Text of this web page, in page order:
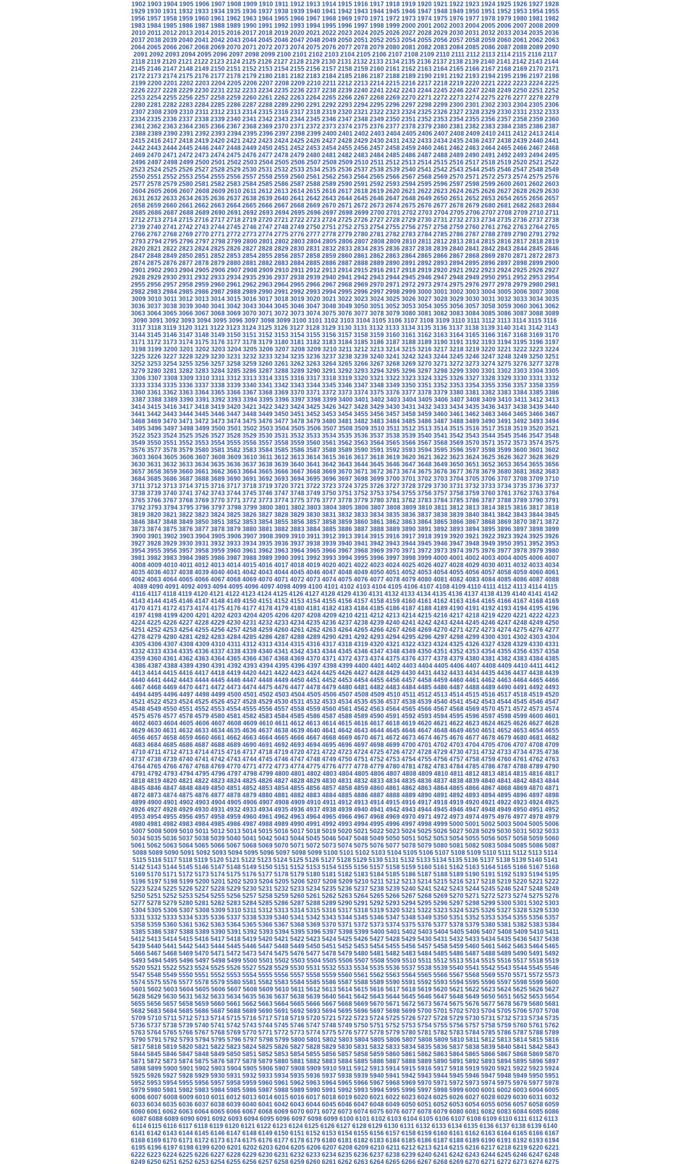
1902 1903 1904 1905 1906 1907 1908 1909 1910 1911 1912 1913 1914 1915 1916 1917 1918 1919 1920 1921 1922 1923 1924 1925 1926 1927 1928
1929 1930 1931 1932 1933 1934 1935 1936 1937 1938 1939 1940 1941 1942 1943 1944 1945 1946 1947 1948 1949 1950 1951 1952 1953 1954 1955
1956 1957 1958 1959 1960 1961 1962 1963 1964 1965 1966 1967 1968 1969 1970 1971 1972 1973 1974 1975 1976 1977 1978 1979 1980 1981 1982
1983 1984 1985 1986 1987 1988 1989 1990 1991 1992 1993 1994 1995 1996 1997 1998 1999 2000 2001 2002 2003 2004 2005 2006 2007 2008 2009
2010 2011 2012 2013 2014 2015 2016 2017 2018 2019 2020 2021 2022 2023 2024 2025 2026 2027 2028 2029 2030 2031 2032 2033 2034 2035 2036
2037 2038 2039 2040 2041 2042 2043 2044 2045 2046 2047 2048 2049 2050 2051 2052 2053 2054 2055 2056 2057 2058 2059 2060 2061 2062 2063
2064 2065 2066 2067 2068 2069 2070 2071 2072 2073 2074 2075 2076 2077 2078 2079 2080 2081 2082 2083 2084 2085 2086 2087 2088 2089 2090
2091 2092 2093 2094 2095 2096 2097 2098 2099 2100 2101 2102 2103 2104 2105 2106 2107 2108 2109 2110 2111 2112 2113 2114 2115 2116 2117
2118 2119 2120 2121 2122 2123 2124 2125 2126 2127 2128 2129 2130 2131 2132 2133 2134 2135 2136 2137 2138 2139 2140 2141 2142 2143 2144
2145 2146 2147 2148 2149 2150 2151 2152 2153 2154 2155 2156 2157 2158 2159 2160 2161 2162 2163 2164 2165 2166 2167 2168 2169 2170 2171
2172 2173 2174 2175 2176 2177 2178 2179 2180 2181 2182 2183 2184 2185 2186 2187 2188 2189 2190 2191 2192 2193 2194 2195 2196 2197 2198
2199 2200 2201 2202 2203 2204 2205 2206 2207 2208 2209 2210 2211 2212 2213 2214 2215 2216 2217 2218 2219 2220 2221 2222 2223 2224 2225
2226 2227 2228 2229 2230 2231 2232 2233 2234 2235 2236 2237 2238 2239 2240 2241 2242 2243 2244 2245 2246 2247 2248 2249 2250 2251 2252
2253 2254 2255 2256 2257 2258 2259 2260 2261 2262 2263 2264 2265 2266 2267 2268 2269 2270 2271 2272 2273 2274 2275 2276 2277 2278 2279
2280 2281 2282 2283 2284 2285 2286 2287 2288 2289 2290 2291 2292 2293 2294 2295 2296 2297 2298 2299 2300 2301 2302 2303 2304 2305 2306
2307 2308 2309 2310 2311 2312 2313 2314 2315 2316 2317 2318 2319 2320 2321 2322 2323 2324 2325 2326 2327 2328 2329 2330 2331 2332 2333
2334 2335 2336 2337 2338 2339 2340 2341 2342 2343 2344 2345 2346 2347 2348 2349 2350 2351 2352 2353 2354 2355 2356 2357 2358 2359 2360
2361 2362 2363 2364 2365 2366 2367 2368 2369 2370 2371 2372 2373 2374 2375 2376 2377 2378 2379 2380 2381 2382 2383 2384 2385 2386 2387
2388 2389 2390 2391 2392 2393 2394 2395 2396 2397 2398 2399 2400 2401 2402 2403 2404 2405 2406 2407 2408 2409 2410 2411 2412 2413 2414
2415 2416 2417 2418 2419 2420 2421 2422 2423 2424 2425 2426 2427 2428 2429 2430 2431 2432 2433 2434 2435 2436 2437 2438 2439 2440 2441
2442 2443 2444 2445 2446 2447 2448 2449 2450 2451 2452 2453 2454 2455 2456 2457 2458 2459 2460 2461 2462 2463 2464 2465 2466 2467 2468
2469 2470 2471 2472 2473 2474 2475 2476 2477 2478 2479 2480 2481 2482 2483 2484 2485 2486 2487 2488 2489 2490 2491 2492 2493 2494 2495
2496 2497 2498 2499 2500 2501 2502 2503 2504 2505 2506 2507 2508 2509 2510 2511 2512 2513 2514 2515 2516 2517 2518 2519 2520 2521 2522
2523 2524 2525 2526 2527 2528 2529 2530 2531 2532 2533 2534 2535 2536 2537 2538 2539 2540 2541 2542 2543 2544 2545 2546 2547 2548 2549
2550 2551 2552 2553 2554 2555 2556 2557 2558 2559 2560 2561 2562 2563 2564 2565 2566 2567 2568 2569 2570 2571 2572 2573 2574 2575 2576
2577 2578 2579 2580 2581 2582 2583 2584 2585 2586 2587 2588 2589 2590 2591 2592 2593 2594 2595 2596 2597 2598 2599 2600 2601 2602 2603
2604 2605 2606 2607 2608 2609 2610 2611 2612 2613 2614 2615 2616 2617 2618 2619 2620 2621 2622 2623 2624 2625 2626 2627 2628 2629 2630
2631 2632 2633 2634 2635 2636 2637 2638 2639 2640 2641 2642 2643 2644 2645 2646 2647 2648 2649 2650 2651 2652 2653 2654 2655 2656 2657
2658 2659 2660 2661 2662 2663 2664 2665 2666 2667 2668 2669 2670 2671 2672 2673 2674 2675 2676 2677 2678 2679 2680 2681 2682 2683 2684
2685 2686 2687 2688 2689 2690 2691 2692 2693 2694 2695 2696 2697 2698 2699 2700 2701 2702 2703 2704 2705 2706 2707 2708 2709 2710 2711
2712 2713 2714 2715 2716 2717 2718 2719 2720 2721 2722 2723 2724 2725 2726 2727 2728 2729 2730 2731 2732 2733 2734 2735 2736 2737 2738
2739 2740 2741 2742 2743 2744 2745 2746 2747 2748 2749 2750 2751 2752 2753 2754 2755 2756 2757 2758 2759 2760 2761 2762 2763 2764 2765
2766 2767 2768 2769 2770 2771 2772 2773 2774 2775 2776 2777 2778 2779 2780 2781 2782 2783 2784 2785 2786 2787 2788 2789 2790 2791 2792
2793 2794 2795 2796 2797 2798 2799 2800 2801 2802 2803 2804 2805 2806 2807 2808 2809 2810 2811 2812 2813 2814 2815 2816 2817 2818 2819
2820 2821 2822 2823 2824 2825 2826 2827 2828 2829 2830 2831 2832 2833 2834 2835 2836 2837 2838 2839 2840 2841 2842 2843 2844 2845 2846
2847 2848 2849 2850 2851 2852 2853 2854 2855 2856 2857 2858 2859 2860 2861 2862 2863 2864 2865 2866 2867 2868 2869 2870 2871 2872 2873
2874 2875 2876 2877 2878 2879 2880 2881 2882 2883 2884 2885 2886 2887 2888 2889 2890 2891 2892 2893 2894 2895 2896 2897 2898 2899 2900
2901 2902 2903 2904 2905 2906 2907 2908 2909 2910 2911 2912 2913 2914 2915 2916 2917 2918 2919 2920 2921 2922 2923 2924 2925 2926 2927
2928 2929 2930 2931 2932 2933 2934 2935 2936 2937 2938 2939 2940 2941 2942 2943 2944 2945 2946 2947 2948 2949 2950 2951 2952 2953 2954
2955 2956 2957 2958 2959 2960 2961 2962 2963 2964 2965 2966 2967 2968 2969 2970 2971 2972 2973 2974 2975 2976 2977 2978 2979 2980 2981
2982 2983 2984 2985 2986 2987 2988 2989 2990 2991 2992 2993 2994 2995 2996 2997 2998 2999 3000 3001 3002 3003 3004 3005 3006 3007 3008
3009 3010 3011 3012 3013 3014 3015 3016 3017 3018 3019 3020 3021 3022 3023 3024 3025 3026 3027 3028 3029 3030 3031 3032 3033 3034 3035
3036 3037 3038 3039 3040 3041 3042 3043 3044 3045 3046 3047 3048 3049 3050 3051 3052 3053 3054 3055 3056 3057 3058 3059 3060 3061 3062
3063 3064 3065 3066 3067 3068 3069 3070 3071 3072 3073 3074 3075 3076 3077 3078 3079 3080 3081 3082 3083 3084 3085 3086 3087 3088 3089
3090 3091 3092 3093 3094 3095 3096 3097 3098 3099 3100 3101 3102 3103 3104 3105 3106 3107 3108 3109 3110 3111 3112 3113 3114 3115 3116
3117 3118 3119 3120 3121 3122 3123 3124 3125 3126 3127 3128 3129 3130 3131 3132 3133 3134 3135 3136 3137 3138 3139 3140 3141 3142 3143
3144 3145 3146 3147 3148 3149 3150 3151 3152 3153 3154 3155 3156 3157 3158 3159 3160 3161 3162 3163 3164 3165 3166 3167 3168 3169 3170
3171 3172 3173 3174 3175 3176 3177 3178 3179 3180 3181 3182 3183 3184 3185 3186 3187 3188 3189 3190 3191 3192 3193 3194 3195 3196 3197
3198 3199 3200 3201 3202 3203 3204 3205 3206 3207 3208 3209 3210 3211 3212 3213 3214 3215 3216 3217 3218 3219 3220 3221 3222 3223 3224
3225 3226 3227 3228 3229 3230 3231 3232 3233 3234 3235 3236 3237 3238 3239 3240 3241 3242 3243 3244 3245 3246 3247 3248 3249 3250 3251
3252 3253 3254 3255 3256 3257 3258 3259 3260 3261 3262 3263 3264 3265 3266 3267 3268 3269 3270 3271 3272 3273 3274 3275 3276 3277 3278
3279 3280 3281 3282 3283 3284 3285 3286 3287 3288 3289 3290 3291 3292 3293 3294 3295 3296 3297 3298 3299 3300 3301 3302 3303 3304 3305
3306 3307 3308 3309 3310 3311 3312 3313 3314 3315 3316 3317 3318 3319 3320 3321 3322 3323 3324 3325 3326 3327 3328 3329 3330 3331 3332
3333 3334 3335 3336 3337 3338 3339 3340 3341 3342 3343 3344 3345 3346 3347 3348 3349 3350 3351 3352 3353 3354 3355 3356 3357 3358 3359
3360 3361 3362 3363 3364 3365 3366 3367 3368 3369 3370 3371 3372 3373 3374 3375 3376 3377 3378 3379 3380 3381 3382 3383 3384 3385 3386
3387 3388 3389 3390 3391 3392 3393 3394 3395 3396 3397 3398 3399 3400 3401 3402 3403 3404 3405 3406 3407 3408 3409 3410 3411 3412 3413
3414 3415 3416 3417 3418 3419 3420 3421 3422 3423 3424 3425 3426 3427 3428 3429 3430 3431 3432 3433 3434 3435 3436 3437 3438 3439 3440
3441 3442 3443 3444 3445 3446 3447 3448 3449 3450 3451 3452 3453 3454 3455 3456 3457 3458 3459 3460 3461 3462 3463 3464 3465 3466 3467
3468 3469 3470 3471 3472 3473 3474 3475 3476 3477 3478 3479 3480 3481 3482 3483 3484 3485 3486 3487 3488 3489 3490 3491 3492 3493 3494
3495 3496 3497 3498 3499 3500 3501 3502 3503 3504 3505 3506 3507 3508 3509 3510 3511 3512 3513 3514 3515 3516 3517 3518 3519 3520 3521
3522 3523 3524 3525 3526 3527 3528 3529 3530 3531 3532 3533 3534 3535 3536 3537 3538 3539 3540 3541 3542 3543 3544 3545 3546 3547 3548
3549 3550 3551 3552 3553 3554 3555 3556 3557 3558 3559 3560 3561 3562 3563 3564 3565 3566 3567 3568 3569 3570 3571 3572 3573 3574 3575
3576 3577 3578 3579 3580 3581 3582 3583 3584 3585 3586 3587 3588 3589 3590 3591 3592 3593 3594 3595 3596 3597 3598 3599 3600 3601 3602
3603 3604 3605 3606 3607 3608 3609 3610 3611 3612 3613 3614 3615 3616 3617 3618 3619 3620 3621 3622 3623 3624 3625 3626 3627 3628 3629
3630 3631 3632 3633 3634 3635 3636 3637 3638 3639 3640 3641 3642 3643 3644 3645 3646 3647 3648 3649 3650 3651 3652 3653 3654 3655 3656
3657 3658 3659 3660 3661 3662 3663 3664 3665 3666 3667 3668 3669 3670 3671 3672 3673 3674 3675 3676 3677 3678 3679 3680 3681 3682 3683
3684 3685 3686 3687 3688 3689 3690 3691 3692 3693 3694 3695 3696 3697 3698 3699 3700 3701 3702 3703 3704 3705 3706 3707 3708 3709 3710
3711 3712 3713 3714 3715 3716 3717 3718 3719 3720 3721 3722 3723 3724 3725 3726 3727 3728 3729 3730 3731 3732 3733 3734 3735 3736 3737
3738 3739 3740 3741 3742 3743 3744 3745 3746 3747 3748 3749 3750 3751 3752 3753 3754 3755 3756 3757 3758 3759 3760 3761 3762 3763 3764
3765 3766 3767 3768 3769 3770 3771 3772 3773 3774 3775 3776 3777 3778 3779 3780 3781 3782 3783 3784 3785 3786 3787 3788 3789 3790 3791
3792 3793 3794 3795 3796 3797 3798 3799 3800 3801 3802 3803 3804 3805 3806 3807 3808 3809 3810 3811 3812 3813 3814 3815 3816 3817 3818
3819 3820 3821 3822 3823 3824 3825 3826 3827 3828 3829 3830 3831 3832 3833 3834 3835 3836 3837 3838 3839 3840 3841 3842 3843 3844 3845
3846 3847 3848 3849 3850 3851 3852 3853 3854 3855 3856 3857 3858 3859 3860 3861 3862 3863 3864 3865 3866 3867 3868 3869 3870 3871 3872
3873 3874 3875 3876 3877 3878 3879 3880 3881 3882 3883 3884 3885 3886 3887 3888 3889 3890 3891 3892 3893 3894 3895 3896 3897 3898 3899
3900 3901 3902 3903 3904 3905 3906 3907 3908 3909 3910 3911 3912 3913 3914 3915 3916 3917 3918 3919 3920 3921 3922 3923 3924 3925 3926
3927 3928 3929 3930 3931 3932 3933 3934 3935 3936 3937 3938 3939 3940 3941 3942 3943 3944 3945 3946 3947 3948 3949 3950 3951 3952 3953
3954 3955 3956 3957 3958 3959 3960 3961 3962 3963 3964 3965 3966 3967 3968 3969 3970 3971 3972 3973 3974 3975 3976 3977 3978 3979 3980
3981 3982 3983 3984 3985 3986 3987 3988 3989 3990 3991 3992 3993 3994 3995 3996 3997 3998 3999 4000 4001 4002 4003 4004 4005 4006 4007
4008 4009 4010 4011 4012 4013 4014 4015 4016 4017 4018 4019 4020 4021 4022 4023 4024 4025 4026 4027 4028 4029 4030 4031 4032 4033 4034
4035 4036 4037 4038 4039 4040 4041 4042 4043 4044 4045 4046 4047 4048 4049 4050 4051 4052 4053 4054 4055 4056 4057 4058 4059 4060 4061
4062 4063 4064 4065 4066 4067 4068 4069 4070 4071 4072 4073 4074 4075 4076 4077 4078 4079 4080 4081 4082 4083 4084 4085 4086 4087 4088
4089 4090 4091 4092 4093 4094 4095 4096 4097 4098 4099 4100 4101 4102 4103 4104 4105 4106 4107 4108 4109 4110 4111 4112 4113 4114 4115
4116 4117 4118 4119 4120 4121 4122 4123 4124 4125 4126 4127 4128 4129 4130 4131 4132 4133 4134 4135 4136 4137 4138 4139 4140 4141 4142
4143 4144 4145 4146 4147 4148 4149 4150 4151 4152 4153 4154 4155 4156 4157 4158 4159 4160 4161 4162 4163 4164 4165 4166 4167 4168 4169
4170 4171 4172 4173 4174 4175 4176 4177 4178 4179 4180 4181 4182 4183 4184 4185 4186 4187 4188 4189 4190 4191 4192 4193 4194 4195 4196
4197 4198 4199 4200 4201 4202 4203 4204 4205 4206 4207 4208 4209 4210 4211 4212 4213 4214 4215 4216 4217 4218 4219 4220 4221 4222 4223
4224 4225 4226 4227 4228 4229 4230 4231 4232 4233 4234 4235 4236 4237 4238 4239 4240 4241 4242 4243 4244 4245 4246 4247 4248 4249 4250
4251 4252 4253 4254 4255 4256 4257 4258 4259 4260 4261 4262 4263 4264 4265 4266 4267 4268 4269 4270 4271 4272 4273 4274 4275 4276 4277
4278 4279 4280 4281 4282 4283 4284 4285 4286 4287 4288 4289 4290 4291 4292 4293 4294 4295 4296 4297 4298 4299 4300 4301 4302 4303 4304
4305 4306 4307 4308 4309 4310 4311 4312 4313 4314 4315 4316 4317 4318 4319 4320 4321 4322 4323 4324 4325 4326 4327 4328 4329 4330 4331
4332 4333 4334 4335 4336 4337 4338 4339 4340 4341 4342 4343 4344 4345 4346 4347 4348 4349 4350 4351 4352 4353 4354 4355 4356 4357 4358
4359 4360 4361 4362 4363 4364 4365 4366 4367 4368 4369 4370 4371 4372 4373 4374 4375 4376 4377 4378 4379 4380 4381 4382 4383 4384 4385
4386 4387 4388 4389 4390 4391 4392 4393 4394 4395 4396 4397 4398 4399 4400 4401 4402 4403 4404 4405 4406 4407 4408 4409 4410 4411 4412
4413 4414 4415 4416 4417 4418 4419 4420 4421 4422 4423 4424 4425 4426 4427 4428 4429 4430 4431 4432 4433 4434 4435 4436 4437 4438 4439
4440 4441 4442 4443 4444 4445 4446 4447 4448 4449 4450 4451 4452 4453 4454 4455 4456 4457 4458 4459 4460 4461 4462 4463 4464 4465 4466
4467 4468 4469 4470 4471 4472 4473 4474 4475 4476 4477 4478 4479 4480 4481 4482 4483 4484 4485 4486 4487 4488 4489 4490 4491 4492 4493
4494 4495 4496 4497 4498 4499 4500 4501 4502 4503 4504 4505 4506 4507 4508 4509 4510 4511 4512 4513 4514 4515 4516 4517 4518 4519 4520
4521 4522 4523 4524 4525 4526 4527 4528 4529 4530 4531 4532 4533 4534 4535 4536 4537 4538 4539 4540 4541 4542 4543 4544 4545 4546 4547
4548 4549 4550 4551 4552 4553 4554 4555 4556 4557 4558 4559 4560 4561 4562 4563 4564 4565 4566 4567 4568 4569 4570 4571 4572 4573 4574
4575 4576 4577 4578 4579 4580 4581 4582 4583 4584 4585 4586 4587 4588 4589 4590 4591 4592 4593 4594 4595 4596 4597 4598 4599 4600 4601
4602 4603 4604 4605 4606 4607 4608 4609 4610 4611 4612 4613 4614 4615 4616 4617 4618 4619 4620 4621 4622 4623 4624 4625 4626 4627 4628
4629 4630 4631 4632 4633 4634 4635 4636 4637 4638 4639 4640 4641 4642 4643 4644 4645 4646 4647 4648 4649 4650 4651 4652 4653 4654 4655
4656 4657 4658 4659 4660 4661 4662 4663 4664 4665 4666 4667 4668 4669 4670 4671 4672 4673 4674 4675 4676 4677 4678 4679 4680 4681 4682
4683 4684 4685 4686 4687 4688 4689 4690 4691 4692 4693 4694 4695 4696 4697 4698 4699 4700 4701 4702 4703 4704 4705 4706 4707 4708 4709
4710 4711 4712 4713 4714 4715 4716 4717 4718 4719 4720 4721 4722 4723 4724 4725 4726 4727 4728 4729 4730 4731 4732 4733 4734 4735 4736
4737 4738 4739 4740 4741 4742 4743 4744 4745 4746 4747 4748 4749 4750 4751 4752 4753 4754 4755 4756 4757 4758 4759 4760 4761 4762 4763
4764 4765 4766 4767 4768 4769 4770 4771 4772 4773 4774 4775 4776 4777 4778 4779 4780 4781 4782 4783 4784 4785 4786 4787 4788 4789 4790
4791 4792 4793 4794 4795 4796 4797 4798 4799 4800 4801 4802 4803 4804 4805 4806 4807 4808 4809 4810 4811 4812 4813 4814 4815 4816 4817
4818 4819 4820 4821 4822 4823 4824 4825 4826 4827 4828 4829 4830 4831 4832 4833 4834 4835 4836 4837 4838 4839 4840 4841 4842 4843 4844
4845 4846 4847 4848 4849 4850 4851 4852 4853 4854 4855 4856 4857 4858 4859 4860 4861 4862 4863 4864 4865 4866 4867 4868 4869 4870 4871
4872 4873 4874 4875 4876 4877 4878 4879 4880 4881 4882 4883 4884 4885 4886 4887 4888 4889 4890 4891 4892 4893 4894 4895 4896 4897 4898
4899 4900 4901 4902 4903 4904 4905 4906 4907 4908 4909 4910 4911 4912 4913 4914 4915 4916 4917 4918 4919 4920 4921 4922 4923 4924 4925
4926 4927 4928 4929 4930 4931 4932 4933 4934 4935 4936 4937 4938 4939 4940 4941 4942 4943 4944 4945 4946 4947 4948 4949 4950 4951 4952
4953 4954 4955 4956 4957 4958 4959 4960 4961 4962 4963 4964 4965 4966 4967 4968 4969 4970 4971 4972 4973 4974 4975 4976 4977 4978 4979
4980 4981 4982 4983 4984 4985 4986 4987 4988 4989 4990 4991 4992 4993 4994 4995 4996 4997 4998 4999 5000 5001 5002 5003 5004 5005 5006
5007 5008 5009 5010 5011 5012 5013 5014 5015 5016 5017 5018 5019 5020 5021 5022 5023 5024 5025 5026 5027 5028 5029 5030 5031 5032 5033
5034 5035 5036 5037 5038 5039 5040 5041 5042 5043 5044 5045 5046 5047 5048 5049 5050 5051 5052 5053 5054 5055 5056 5057 5058 5059 5060
5061 5062 5063 5064 5065 5066 5067 5068 5069 5070 5071 5072 5073 5074 5075 5076 5077 5078 5079 5080 5081 5082 5083 5084 5085 5086 5087
5088 5089 5090 5091 5092 5093 5094 5095 5096 5097 5098 5099 5100 5101 5102 5103 5104 5105 5106 5107 5108 5109 5110 5111 5112 5113 5114
5115 5116 5117 5118 5119 5120 5121 5122 5123 5124 5125 5126 5127 5128 5129 5130 5131 5132 5133 5134 5135 5136 5137 5138 5139 5140 5141
5142 5143 5144 5145 5146 5147 5148 5149 5150 5151 5152 5153 5154 5155 5156 5157 5158 5159 5160 5161 5162 5163 5164 5165 5166 5167 5168
5169 5170 5171 5172 5173 5174 5175 5176 5177 5178 5179 5180 5181 5182 5183 5184 5185 5186 5187 5188 5189 5190 5191 5192 5193 5194 5195
5196 5197 5198 5199 5200 5201 5202 5203 5204 5205 5206 5207 5208 5209 5210 5211 5212 5213 5214 5215 5216 5217 5218 5219 5220 5221 5222
5223 5224 5225 5226 5227 5228 5229 5230 5231 5232 5233 5234 5235 5236 5237 5238 5239 5240 5241 5242 5243 5244 5245 5246 5247 5248 5249
5250 5251 5252 5253 5254 5255 5256 5257 5258 5259 5260 5261 5262 5263 5264 5265 5266 5267 5268 5269 5270 5271 5272 5273 5274 5275 5276
5277 5278 5279 5280 5281 5282 5283 5284 5285 5286 5287 5288 5289 5290 5291 5292 5293 5294 5295 5296 5297 5298 5299 5300 5301 5302 5303
5304 5305 5306 5307 5308 5309 5310 5311 5312 5313 5314 5315 5316 5317 5318 5319 5320 5321 5322 5323 5324 5325 5326 5327 5328 5329 5330
5331 5332 5333 5334 5335 5336 5337 5338 5339 5340 5341 5342 5343 5344 5345 5346 5347 5348 5349 5350 5351 5352 5353 5354 5355 5356 5357
5358 5359 5360 5361 5362 5363 5364 5365 5366 5367 5368 5369 5370 5371 5372 5373 5374 5375 5376 5377 5378 5379 5380 5381 5382 5383 5384
5385 5386 5387 5388 5389 5390 5391 5392 5393 5394 5395 5396 5397 5398 5399 5400 5401 5402 5403 5404 5405 5406 5407 5408 5409 5410 5411
5412 5413 5414 5415 5416 5417 5418 5419 5420 5421 5422 5423 5424 5425 5426 5427 5428 5429 5430 5431 5432 5433 5434 5435 5436 5437 5438
5439 5440 5441 5442 5443 5444 5445 5446 5447 5448 5449 5450 5451 5452 5453 5454 5455 5456 5457 5458 5459 5460 5461 5462 5463 5464 5465
5466 5467 5468 5469 5470 5471 5472 5473 5474 5475 5476 5477 5478 5479 5480 5481 5482 5483 5484 5485 5486 5487 5488 5489 5490 5491 5492
5493 5494 5495 5496 5497 5498 5499 5500 5501 5502 5503 5504 5505 5506 5507 5508 5509 5510 5511 5512 5513 5514 5515 5516 5517 5518 5519
5520 5521 5522 5523 5524 5525 5526 5527 5528 5529 5530 5531 5532 5533 5534 5535 5536 5537 5538 5539 5540 5541 5542 5543 5544 5545 5546
5547 5548 5549 5550 5551 5552 5553 5554 5555 5556 5557 5558 5559 5560 5561 5562 5563 5564 5565 5566 5567 5568 5569 5570 5571 5572 5573
5574 5575 5576 5577 5578 5579 5580 5581 5582 5583 5584 5585 5586 5587 5588 5589 5590 5591 5592 5593 5594 5595 5596 5597 5598 5599 5600
5601 5602 5603 5604 5605 5606 5607 5608 5609 5610 5611 5612 5613 5614 5615 5616 5617 5618 5619 5620 5621 5622 5623 5624 5625 5626 5627
5628 5629 5630 5631 5632 5633 5634 5635 5636 5637 5638 5639 5640 5641 5642 5643 5644 5645 5646 5647 5648 5649 5650 5651 5652 5653 5654
5655 5656 5657 5658 5659 5660 5661 5662 5663 5664 5665 5666 5667 5668 5669 5670 5671 5672 5673 5674 5675 5676 5677 5678 5679 5680 5681
5682 5683 5684 5685 5686 5687 5688 5689 5690 5691 5692 5693 5694 5695 5696 5697 5698 5699 5700 5701 5702 5703 5704 5705 5706 5707 5708
5709 5710 5711 5712 5713 5714 5715 5716 5717 5718 5719 5720 5721 5722 5723 5724 5725 5726 5727 5728 5729 5730 5731 5732 5733 5734 5735
5736 5737 5738 5739 5740 5741 5742 5743 5744 5745 5746 5747 5748 5749 5750 5751 5752 5753 5754 5755 5756 5757 5758 5759 5760 5761 5762
5763 5764 5765 5766 5767 5768 5769 5770 5771 5772 5773 5774 5775 5776 5777 5778 5779 5780 5781 5782 5783 5784 5785 5786 5787 5788 5789
5790 5791 5792 5793 5794 5795 5796 5797 5798 5799 5800 5801 5802 5803 5804 5805 5806 5807 5808 5809 5810 5811 5812 5813 5814 5815 5816
5817 5818 5819 5820 5821 5822 5823 5824 5825 5826 5827 5828 5829 5830 5831 5832 5833 5834 5835 5836 5837 5838 5839 5840 5841 5842 5843
5844 5845 5846 5847 5848 5849 5850 5851 5852 5853 5854 5855 5856 5857 5858 5859 5860 5861 5862 5863 5864 5865 5866 5867 5868 5869 5870
5871 5872 5873 5874 5875 5876 5877 5878 5879 5880 5881 5882 5883 5884 5885 5886 5887 5888 5889 5890 5891 5892 5893 5894 5895 5896 5897
5898 5899 5900 5901 5902 5903 5904 5905 5906 5907 5908 5909 5910 5911 5912 5913 5914 5915 5916 5917 5918 5919 5920 5921 5922 5923 5924
5925 5926 5927 5928 5929 5930 5931 5932 5933 5934 5935 5936 5937 5938 5939 5940 5941 5942 5943 5944 5945 5946 5947 5948 5949 5950 5951
5952 5953 5954 5955 5956 5957 5958 5959 5960 5961 5962 5963 5964 5965 5966 5967 5968 5969 5970 5971 5972 5973 5974 5975 5976 5977 5978
5979 5980 5981 5982 5983 5984 5985 5986 5987 5988 5989 5990 5991 5992 5993 5994 5995 5996 5997 5998 5999 6000 6001 6002 6003 6004 6005
6006 6007 6008 6009 6010 6011 6012 6013 6014 6015 6016 6017 6018 6019 6020 6021 6022 6023 6024 6025 6026 6027 6028 6029 6030 6031 6032
6033 6034 6035 6036 6037 6038 6039 6040 6041 6042 6043 6044 6045 6046 6047 6048 6049 6050 6051 6052 6053 6054 6055 6056 6057 6058 6059
6060 6061 6062 6063 6064 6065 6066 6067 6068 6069 6070 6071 6072 6073 6074 6075 6076 6077 6078 6079 6080 6081 6082 6083 6084 6085 6086
6087 6088 6089 6090 6091 6092 6093 6094 6095 6096 6097 6098 6099 6100 6101 6102 6103 6104 6105 6106 6107 6108 6109 6110 6111 6112 6113
6114 6115 6116 6117 6118 6119 6120 6121 6122 6123 6124 6125 6126 6127 6128 6129 6130 6131 6132 6133 6134 6135 6136 6137 6138 6139 6140
6141 6142 6143 6144 6145 6146 6147 6148 6149 6150 6151 6152 6153 6154 6155 6156 6157 6158 6159 6160 6161 6162 6163 6164 6165 6166 6167
6168 6169 6170 6171 6172 6173 6174 6175 6176 6177 6178 6179 6180 6181 6182 6183 6184 6185 6186 6187 6188 6189 6190 6191 6192 6193 6194
6195 6196 6197 6198 6199 6200 6201 6202 6203 6204 6205 6206 6207 6208 6209 6210 6211 6212 6213 6214 6215 6216 6217 6218 6219 6220 6221
6222 6223 6224 6225 6226 6227 6228 6229 6230 6231 6232 6233 6234 6235 6236 6237 6238 6239 6240 6241 6242 6243 6244 6245 6246 6247 6248
6249 6250 6251 6252 6253 6254 6255 6256 6257 6258 6259 6260 6261 6262 6263 6264 6265 6266 6267 6268 6269 6270 6271 6272 6273 6274 6275